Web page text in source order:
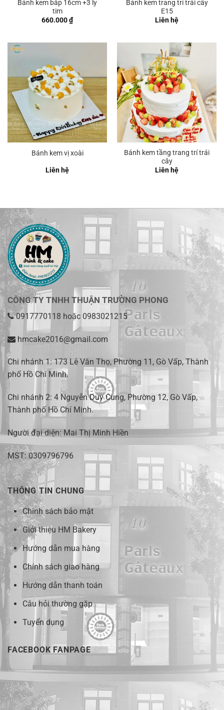
Bánh kem bắp 16cm +3 ly
tim
660.000₫
Bánh kem trang trí trái cây
E15
Liên hệ
Bánh kem vị xoài
Liên hệ
Bánh kem tầng trang trí trái
cây
Liên hệ
CÔNG TY TNHH THUẬN TRƯỜNG PHONG
0917770118 hoặc 0983021215
hmcake2016@gmail.com
Chi nhánh 1:173 Lê Văn Thọ, Phường 11, Gò Vấp, Thành
phố Hồ Chí Minh.
Chi nhánh 2: 4 Nguyễn Duy Cung, Phường 12, Gò Vấp,
Thành phố Hồ Chí Minh.
Người đại diện: Mai Thị Minh Hiền
MST: 0309796796
THÔNG TIN CHUNG
Chính sách bảo mật
Giới thiệu HM Bakery
Hướng dẫn mua hàng
Chính sách giao hàng
Hướng dẫn thanh toán
Câu hỏi thường gặp
Tuyển dụng
FACEBOOK FANPAGE